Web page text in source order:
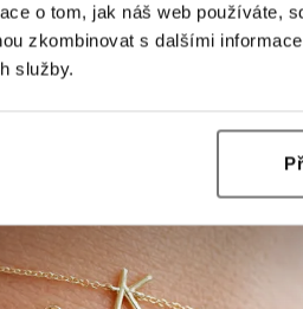
o tom, jak náš web používáte,
zkombinovat s dalšími
služby.